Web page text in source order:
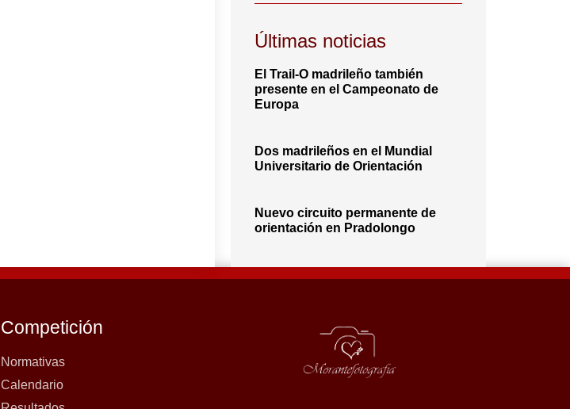
Últimas noticias
El Trail-O madrileño también
presente en el Campeonato de
Europa
Dos madrileños en el Mundial
Universitario de Orientación
Nuevo circuito permanente de
orientación en Pradolongo
Competición
Normativas
Calendario